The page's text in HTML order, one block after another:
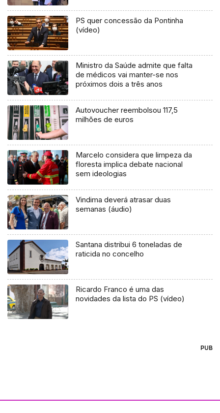
PS quer concessão da Pontinha
(vídeo)
Ministro da Saúde admite que falta
de médicos vai manter-se nos
próximos dois a três anos
Autovoucher reembolsou 117,5
milhões de euros
Marcelo considera que limpeza da
floresta implica debate nacional
sem ideologias
Vindima deverá atrasar duas
semanas (áudio)
Santana distribui 6 toneladas de
raticida no concelho
Ricardo Franco é uma das
novidades da lista do PS (vídeo)
PUB